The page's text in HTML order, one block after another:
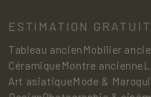
ESTIMATION
Tableau ancien Mobilier
Céramique Montre ancienne
Art asiatiqueMode &